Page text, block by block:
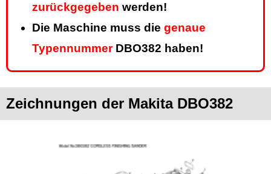
zurückgegeben werden!
Die Maschine muss die genaue
TypennummerDBO382 haben!
Zeichnungen der Makita DBO382